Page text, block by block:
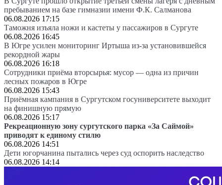
пребыванием на базе гимназии имени Ф.К. Салманова
06.08.2026 17:15
Таможня изъяла ножи и кастеты у пассажиров в Сургуте
06.08.2026 16:45
В Югре усилен мониторинг Иртыша из-за установившейся
рекордной жары
06.08.2026 16:18
Сотрудники приёма вторсырья: мусор — одна из причин
лесных пожаров в Югре
06.08.2026 15:43
Приёмная кампания в Сургутском госуниверситете выходит
на финишную прямую
06.08.2026 15:17
Рекреационную зону сургутского парка «За Саймой»
приводят к единому стилю
06.08.2026 14:51
Дети югорчанина пытались через суд оспорить наследство
06.08.2026 14:14